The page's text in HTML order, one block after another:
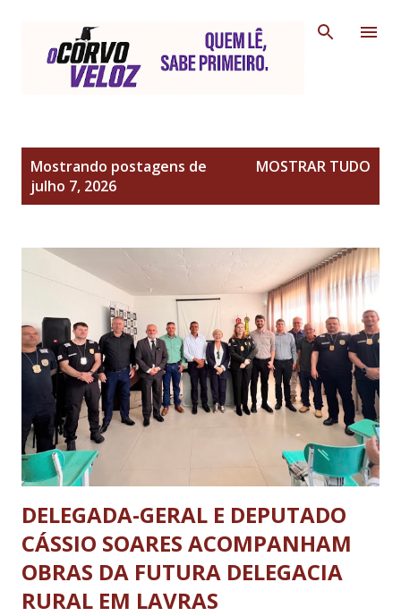
Mostrando postagens de
julho 7, 2026
MOSTRAR TUDO
DELEGADA-GERAL E DEPUTADO
CÁSSIO SOARES ACOMPANHAM
OBRAS DA FUTURA DELEGACIA
RURAL EM LAVRAS